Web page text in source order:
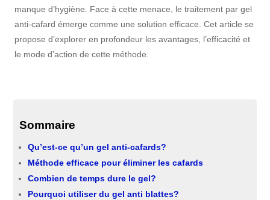
manque d’hygiène. Face à cette menace, le traitement par gel
anti-cafard émerge comme une solution efficace. Cet article se
propose d’explorer en profondeur les avantages, l’efficacité et
le mode d’action de cette méthode.
Sommaire
Qu’est-ce qu’un gel anti-cafards?
Méthode efficace pour éliminer les cafards
Combien de temps dure le gel?
Pourquoi utiliser du gel anti blattes?